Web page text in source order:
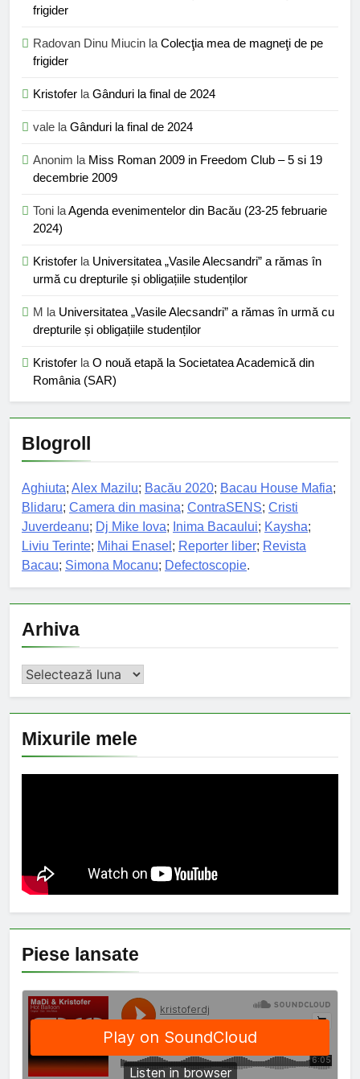
frigider
Radovan Dinu Miucin la Colecţia mea de magneţi de pe
frigider
Kristofer la Gânduri la final de 2024
vale la Gânduri la final de 2024
Anonim la Miss Roman 2009 in Freedom Club – 5 si 19
decembrie 2009
Toni laAgenda evenimentelor din Bacău (23-25 februarie
2024)
Kristofer la Universitatea „Vasile Alecsandri” a rămas în
urmă cu drepturile și obligațiile studenților
M la Universitatea „Vasile Alecsandri” a rămas în urmă cu
drepturile și obligațiile studenților
Kristofer la O nouă etapă la Societatea Academică din
România (SAR)
Blogroll
Aghiuta; Alex Mazilu; Bacău 2020; Bacau House Mafia;
Blidaru; Camera din masina; ContraSENS; Cristi
Juverdeanu; Dj Mike Iova; Inima Bacaului; Kaysha;
Liviu Terinte; Mihai Enasel ; Reporter liber; Revista
Bacau; Simona Mocanu; Defectoscopie.
Arhiva
Arhiva
Mixurile mele
Piese lansate